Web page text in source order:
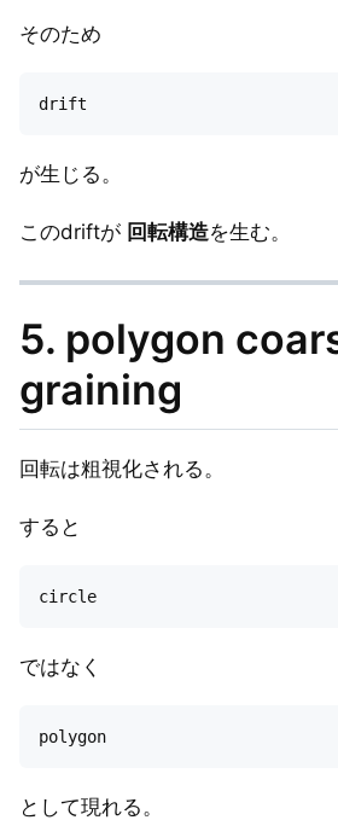
そのため
が生じる。
このdriftが 回転構造を生む。
5. polygon
graining
回転は粗視化される。
すると
ではなく
として現れる。